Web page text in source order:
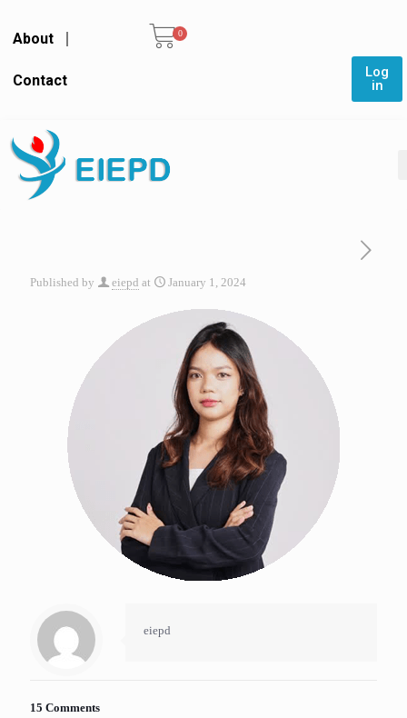
Log
in
About
Contact
0
Published by eiepd at January 1, 2024
eiepd
15 Comments